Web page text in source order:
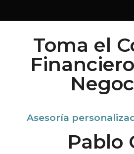
contenidoToma el
Asesoría
Pablo